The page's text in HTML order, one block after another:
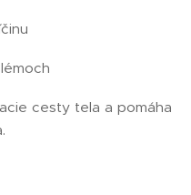
cesty tela a pomáha